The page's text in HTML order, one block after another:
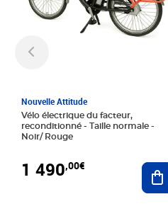
Nouvelle Attitude
Vélo électrique du facteur,
reconditionné - Taille normale -
Noir/ Rouge
1 490,00€